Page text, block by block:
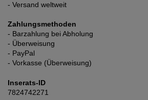
- Versand weltweit
Zahlungsmethoden
- Barzahlung bei Abholung
- Überweisung
- PayPal
- Vorkasse (Überweisung)
Inserats-ID
7824742271